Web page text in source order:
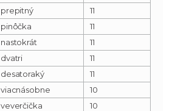
prepitný
11
pinôčka
11
nastokrát
11
dvatri
11
desatoraký
11
viacnásobne
10
veverčička
10